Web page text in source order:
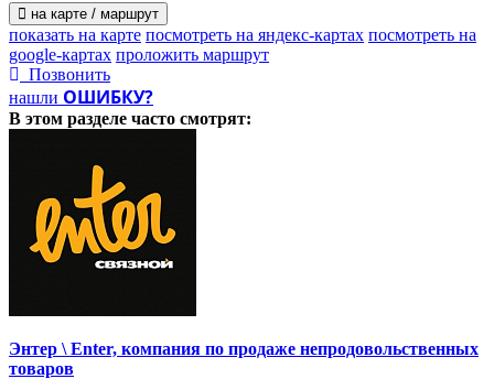
на карте / маршрут
показать на карте посмотреть на яндекс-картах посмотреть на
google-картах проложить маршрут
Позвонить
нашли ОШИБКУ?
В этом разделе часто смотрят:
Энтер \ Enter, компания по продаже непродовольственных
товаров